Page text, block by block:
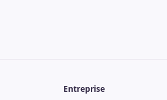
Entreprise